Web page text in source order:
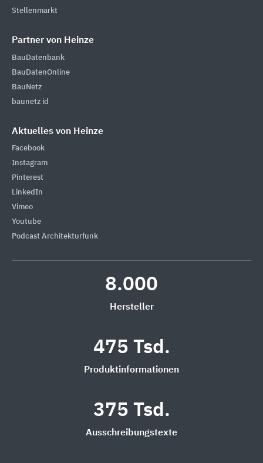
Stellenmarkt
Partner von Heinze
BauDatenbank
BauDatenOnline
BauNetz
baunetz id
Aktuelles von Heinze
Facebook
Instagram
Pinterest
LinkedIn
Vimeo
Youtube
Podcast Architekturfunk
8.000
Hersteller
475 Tsd.
Produktinformationen
375 Tsd.
Ausschreibungstexte